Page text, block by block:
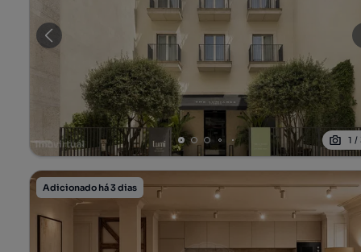
1 /
Adicionado há 3 dias